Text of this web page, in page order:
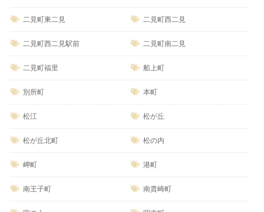
二見町東二見 二見町西二見
二見町西二見駅前 二見町南二見
二見町福里 船上町
別所町 本町
松江 松が丘
松が丘北町 松の内
岬町 港町
南王子町 南貴崎町